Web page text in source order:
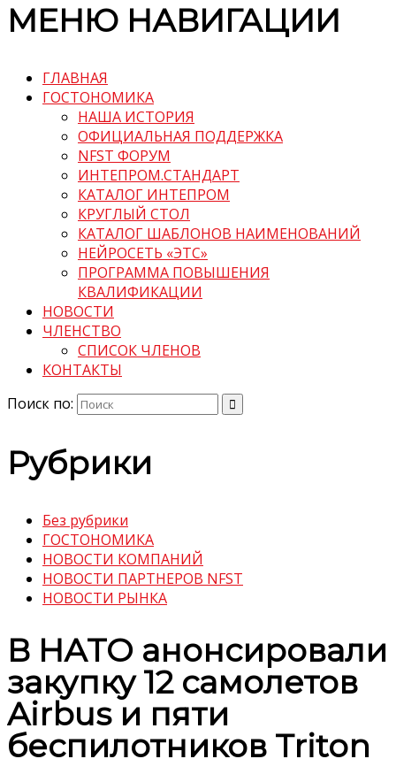
МЕНЮ НАВИГАЦИИ
ГЛАВНАЯ
ГОСТОНОМИКА
НАША ИСТОРИЯ
ОФИЦИАЛЬНАЯ ПОДДЕРЖКА
NFST ФОРУМ
ИНТЕПРОМ.СТАНДАРТ
КАТАЛОГ ИНТЕПРОМ
КРУГЛЫЙ СТОЛ
КАТАЛОГ ШАБЛОНОВ НАИМЕНОВАНИЙ
НЕЙРОСЕТЬ «ЭТС»
ПРОГРАММА ПОВЫШЕНИЯ
КВАЛИФИКАЦИИ
НОВОСТИ
ЧЛЕНСТВО
СПИСОК ЧЛЕНОВ
КОНТАКТЫ
Поиск по:
Рубрики
Без рубрики
ГОСТОНОМИКА
НОВОСТИ КОМПАНИЙ
НОВОСТИ ПАРТНЕРОВ NFST
НОВОСТИ РЫНКА
В НАТО анонсировали
закупку 12 самолетов
Airbus и пяти
беспилотников Triton